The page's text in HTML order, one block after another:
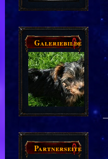
Galeriebilder
Partnerseiten